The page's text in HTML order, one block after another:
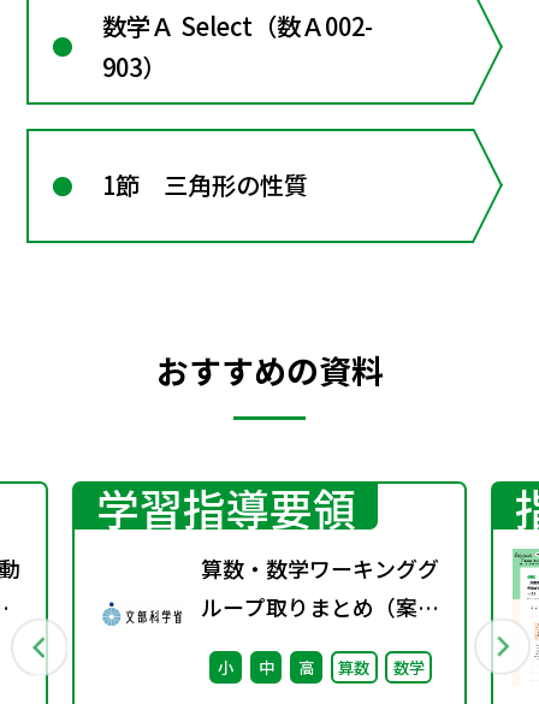
数学Ａ Select（数Ａ002-
903）
1節 三角形の性質
おすすめの資料
学習指導要領
算数・数学ワーキンググ
ループ取りまとめ（案）
※会議後修正
小 中 高 算数 数学